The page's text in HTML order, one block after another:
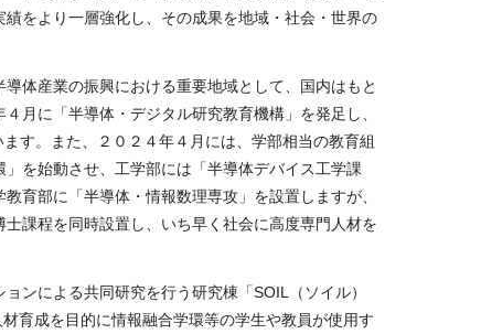
をより一層強化し、その成果を地域・社会・世界の
体産業の振興における重要地域として、国内はもと
月に「半導体・デジタル研究教育機構」を発足し、
す。また、２０２４年４月には、学部相当の教育組
を始動させ、工学部には「半導体デバイス工学課
育部に「半導体・情報数理専攻」を設置しますが、
課程を同時設置し、いち早く社会に高度専門人材を
ンによる共同研究を行う研究棟「SOIL
（ソイル）
育成を目的に情報融合学環等の学生や教員が使用す